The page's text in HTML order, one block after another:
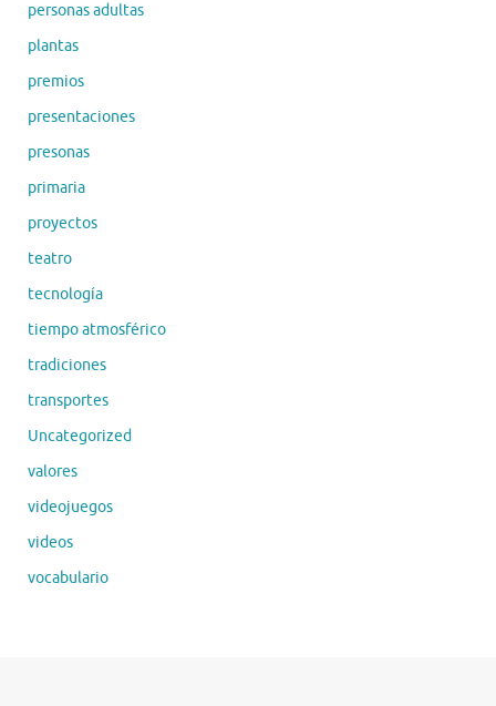
personas adultas
plantas
premios
presentaciones
presonas
primaria
proyectos
teatro
tecnología
tiempo atmosférico
tradiciones
transportes
Uncategorized
valores
videojuegos
videos
vocabulario